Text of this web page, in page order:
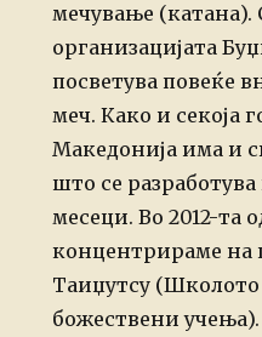
мечување (катана).
организацијата
посветува повеќе
меч. Како и секоја
Македонија има и
што се
месеци. Во 2012-та
концентрираме на
Таиџутсу
божествени учења).